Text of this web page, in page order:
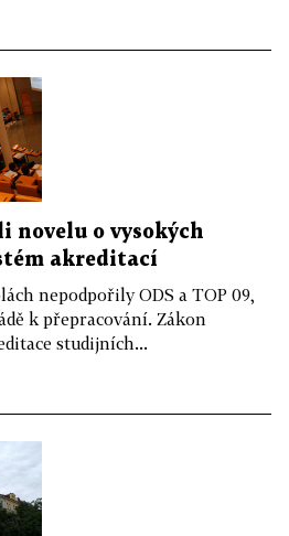
novelu o vysokých
akreditací
nepodpořily ODS a TOP 09,
k přepracování. Zákon
studijních...